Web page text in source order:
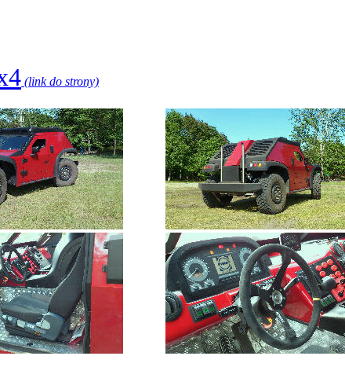
(link do strony)